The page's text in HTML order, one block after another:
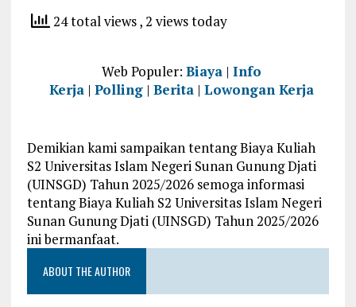
24 total views, 2 views today
Web Populer:Biaya |Info
Kerja |Polling |Berita |Lowongan Kerja
Demikian kami sampaikan tentang Biaya Kuliah
S2 Universitas Islam Negeri Sunan Gunung Djati
(UINSGD) Tahun 2025/2026 semoga informasi
tentang Biaya Kuliah S2 Universitas Islam Negeri
Sunan Gunung Djati (UINSGD) Tahun 2025/2026
ini bermanfaat.
ABOUT THE AUTHOR